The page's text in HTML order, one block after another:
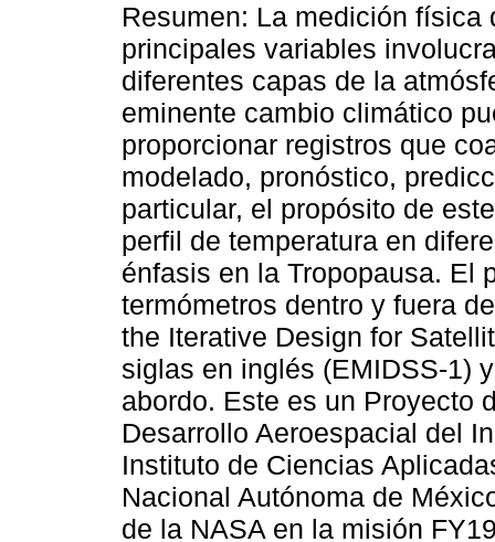
Resumen: La medición física
principales variables
diferentes capas de la
eminente cambio climático
proporcionar registros que
modelado, pronóstico,
particular, el propósito de
perfil de temperatura en
énfasis en la Tropopausa. El
termómetros dentro y fuera
the Iterative Design for
siglas en inglés (EMIDSS-1)
abordo. Este es un Proyecto
Desarrollo Aeroespacial del
Instituto de Ciencias
Nacional Autónoma de
de la NASA en la misión